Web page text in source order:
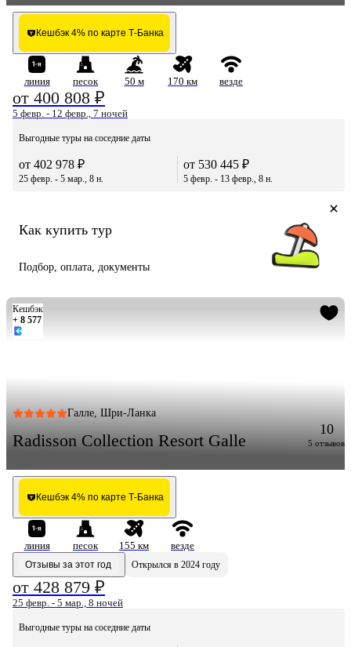
Кешбэк 4% по карте Т-Банка
линия песок 50 м 170 км везде
от 400 808 ₽
5 февр. - 12 февр., 7 ночей
Выгодные туры на соседние даты
от 402 978 ₽
25 февр. - 5 мар., 8 н.
от 530 445 ₽
5 февр. - 13 февр., 8 н.
Как купить тур
Подбор, оплата, документы
Кешбэк
+ 8 577
Галле, Шри-Ланка
Radisson Collection Resort Galle
10
5 отзывов
Кешбэк 4% по карте Т-Банка
линия песок 155 км
везде
Отзывы за этот год
Открылся в 2024 году
от 428 879 ₽
25 февр. - 5 мар., 8 ночей
Выгодные туры на соседние даты